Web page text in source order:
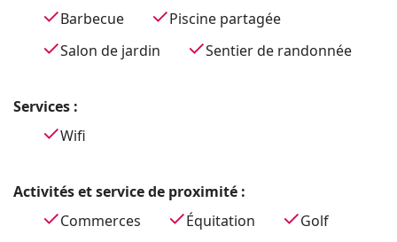
Barbecue
Piscine partagée
Salon de jardin
Sentier de randonnée
Services :
Wifi
Activités et service de proximité :
Commerces
Équitation
Golf